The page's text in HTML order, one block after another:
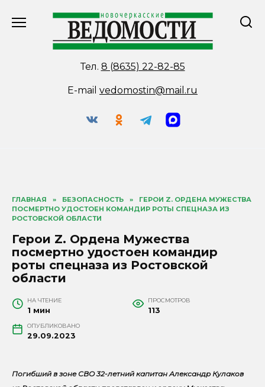
Тел. 8 (8635) 22-82-85
E-mail vedomostin@mail.ru
ГЛАВНАЯ » БЕЗОПАСНОСТЬ »
ГЕРОИ Z. ОРДЕНА МУЖЕСТВА
ПОСМЕРТНО УДОСТОЕН КОМАНДИР РОТЫ СПЕЦНАЗА ИЗ
РОСТОВСКОЙ ОБЛАСТИ
Герои Z. Ордена Мужества
посмертно удостоен командир
роты спецназа из Ростовской
области
НА ЧТЕНИЕ
1 мин
ПРОСМОТРОВ
113
ОПУБЛИКОВАНО
29.09.2023
Погибший в зоне СВО 32-летний капитан Александр Кулаков